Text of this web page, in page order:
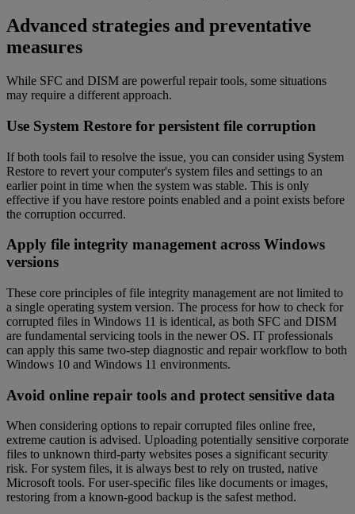
Advanced strategies and preventative
measures
While SFC and DISM are powerful repair tools, some situations
may require a different approach.
Use System Restore for persistent file corruption
If both tools fail to resolve the issue, you can consider using System
Restore to revert your computer's system files and settings to an
earlier point in time when the system was stable. This is only
effective if you have restore points enabled and a point exists before
the corruption occurred.
Apply file integrity management across Windows
versions
These core principles of file integrity management are not limited to
a single operating system version. The process for how to check for
corrupted files in Windows 11 is identical, as both SFC and DISM
are fundamental servicing tools in the newer OS. IT professionals
can apply this same two-step diagnostic and repair workflow to both
Windows 10 and Windows 11 environments.
Avoid online repair tools and protect sensitive data
When considering options to repair corrupted files online free,
extreme caution is advised. Uploading potentially sensitive corporate
files to unknown third-party websites poses a significant security
risk. For system files, it is always best to rely on trusted, native
Microsoft tools. For user-specific files like documents or images,
restoring from a known-good backup is the safest method.